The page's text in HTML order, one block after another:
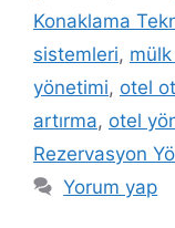
Konaklama
sistemleri,
yönetimi, otel
artırma, otel
Rezervasyon
Yorum yap